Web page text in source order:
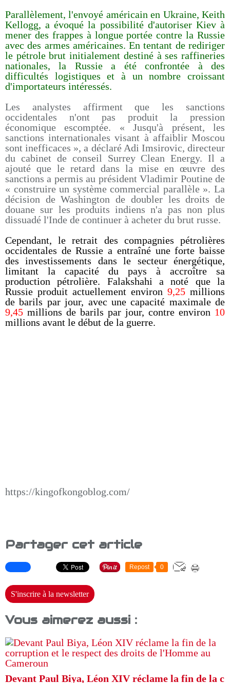
Parallèlement, l'envoyé américain en Ukraine, Keith
Kellogg, a évoqué la possibilité d'autoriser Kiev à
mener des frappes à longue portée contre la Russie
avec des armes américaines. En tentant de rediriger
le pétrole brut initialement destiné à ses raffineries
nationales, la Russie a été confrontée à des
difficultés logistiques et à un nombre croissant
d'importateurs intéressés.
Les analystes affirment que les sanctions
occidentales n'ont pas produit la pression
économique escomptée. « Jusqu'à présent, les
sanctions internationales visant à affaiblir Moscou
sont inefficaces », a déclaré Adi Imsirovic, directeur
du cabinet de conseil Surrey Clean Energy. Il a
ajouté que le retard dans la mise en œuvre des
sanctions a permis au président Vladimir Poutine de
« construire un système commercial parallèle ». La
décision de Washington de doubler les droits de
douane sur les produits indiens n'a pas non plus
dissuadé l'Inde de continuer à acheter du brut russe.
Cependant, le retrait des compagnies pétrolières
occidentales de Russie a entraîné une forte baisse
des investissements dans le secteur énergétique,
limitant la capacité du pays à accroître sa
production pétrolière. Falakshahi a noté que la
Russie produit actuellement environ 9,25 millions
de barils par jour, avec une capacité maximale de
9,45 millions de barils par jour, contre environ 10
millions avant le début de la guerre.
https://kingofkongoblog.com/
Partager cet article
Repost 0
S'inscrire à la newsletter
Vous aimerez aussi :
Devant Paul Biya, Léon XIV réclame la fin de la c